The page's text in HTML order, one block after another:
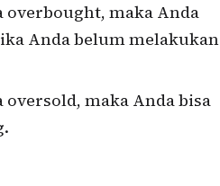
overbought, maka Anda
Anda belum melakukan
oversold, maka Anda bisa